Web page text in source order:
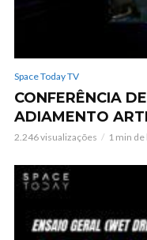
Space Today TV
CONFERÊNCIA
ADIAMENTO
2.246 visualizações 1 min